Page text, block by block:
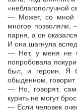
«неблагополучной
— Может, со мной
многое
парня, а он
И она шагнула
— Нет, у меня не
попробовала
был, и героин. Я
обыденном,
— Но, говорят,
курить не могут
— Если человек